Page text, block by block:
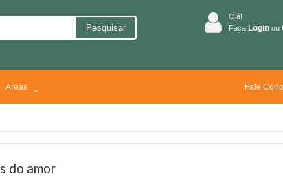
Pesquisar
Olá!
Faça Login ou
Areas Fale
do amor